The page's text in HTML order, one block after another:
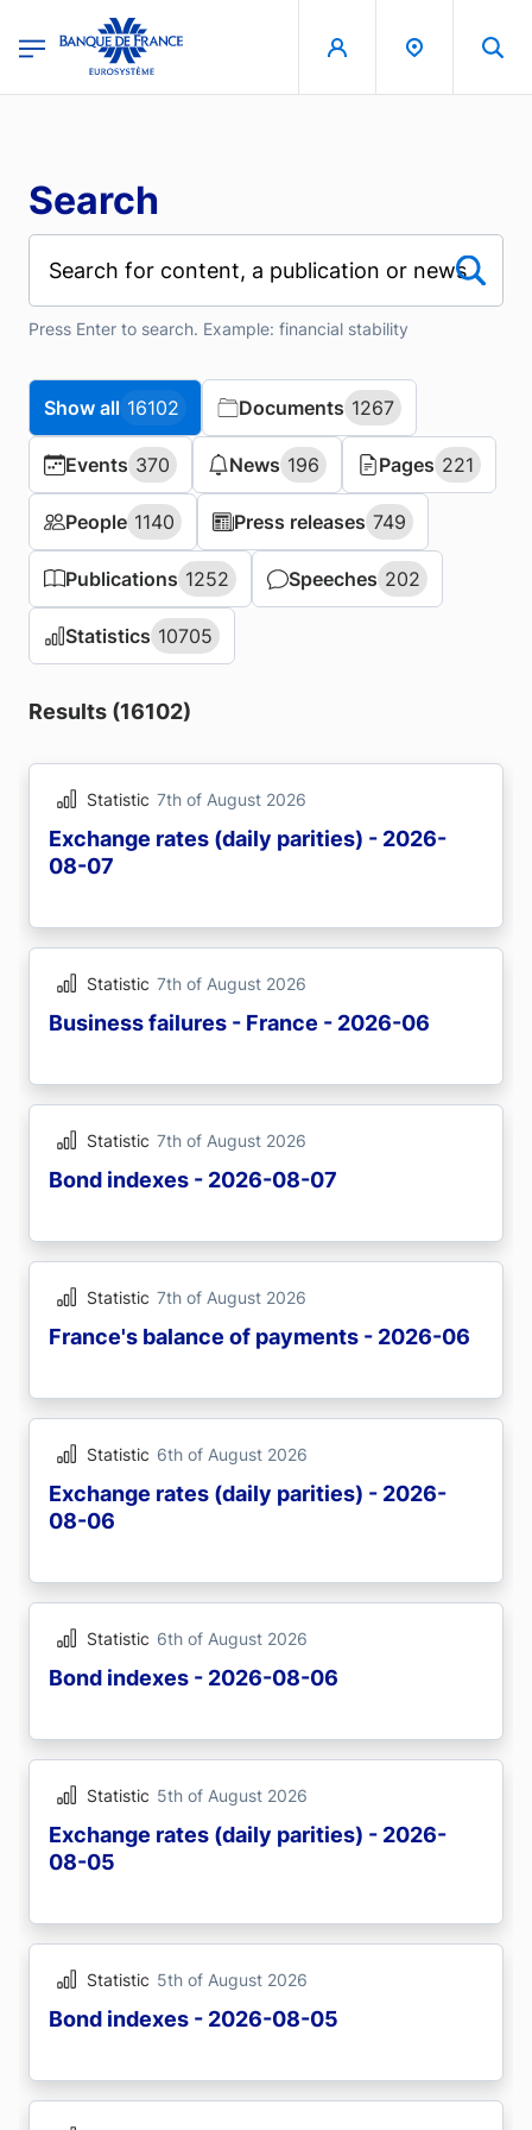
Search
Press Enter to search. Example: financial stability
Show all 16102
Show all 16102 Documents 1267
Documents 1267
Events 370
Events 370 News 196
News 196 Pages 221
Pages 221
People 1140
People 1140 Press releases 749
Press releases 749
Publications 1252
Publications 1252 Speeches 202
Speeches 202
Statistics 10705
Statistics 10705
Results (16102)
Statistic 7th of August 2026
Exchange rates (daily parities) - 2026-
08-07
Statistic 7th of August 2026
Business failures - France - 2026-06
Statistic 7th of August 2026
Bond indexes - 2026-08-07
Statistic 7th of August 2026
France's balance of payments - 2026-06
Statistic 6th of August 2026
Exchange rates (daily parities) - 2026-
08-06
Statistic 6th of August 2026
Bond indexes - 2026-08-06
Statistic 5th of August 2026
Exchange rates (daily parities) - 2026-
08-05
Statistic 5th of August 2026
Bond indexes - 2026-08-05